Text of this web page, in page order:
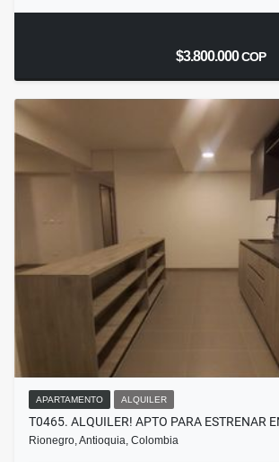
$3.800.000COP
APARTAMENTO ALQUILER
T0465. ALQUILER! APTO PARA ESTRENAR
Rionegro, Antioquia, Colombia